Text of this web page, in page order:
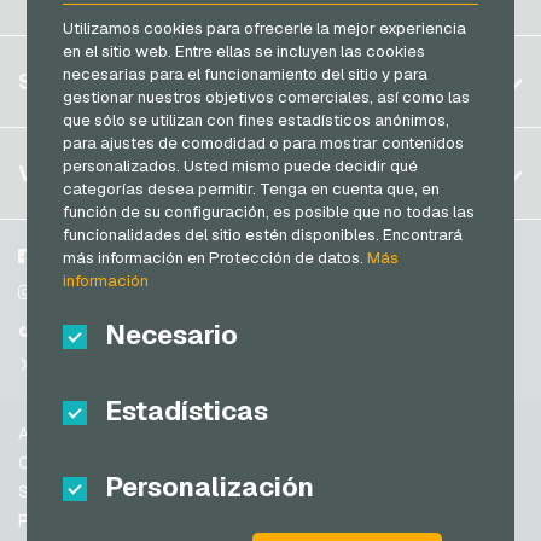
Utilizamos cookies para ofrecerle la mejor experiencia
en el sitio web. Entre ellas se incluyen las cookies
necesarias para el funcionamiento del sitio y para
gestionar nuestros objetivos comerciales, así como las
que sólo se utilizan con fines estadísticos anónimos,
para ajustes de comodidad o para mostrar contenidos
personalizados. Usted mismo puede decidir qué
categorías desea permitir. Tenga en cuenta que, en
función de su configuración, es posible que no todas las
funcionalidades del sitio estén disponibles. Encontrará
más información en Protección de datos.Más
información
Necesario
Estadísticas
Personalización
Alemania (DE)
Alemania (EN)
Francia
Italia
Países Bajos
Austria
Portugal
Suiza (DE)
Suiza (IT)
Estados Unidos de América (EN)
Registrar
Iniciar sesión
Mi carrito
SERVICIO
FAQ
Modos de pago
Condiciones generales&Derecho de revocación
Protección de datos
VGO-SHOP
Sobre nosotros
Participantes
Facebook
Instagram
TikTok
Ayuda
Condiciones generales
Seguridad y verificación
Protección de datos